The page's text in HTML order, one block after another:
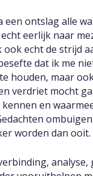
een ontslag alle
eerlijk naar
echt de strijd
dat ik me
houden, maar
verdriet mocht
en
worden dan ooit.
analyse,